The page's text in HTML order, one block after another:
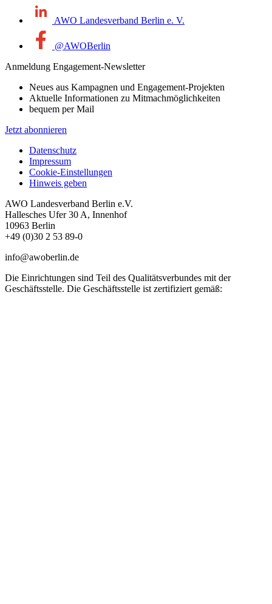
AWO Landesverband Berlin e. V.
@AWOBerlin
Anmeldung Engagement-Newsletter
Neues aus Kampagnen und Engagement-Projekten
Aktuelle Informationen zu Mitmachmöglichkeiten
bequem per Mail
Jetzt abonnieren
Datenschutz
Impressum
Cookie-Einstellungen
Hinweis geben
AWO Landesverband Berlin e.V.
Hallesches Ufer 30 A, Innenhof
10963 Berlin
+49 (0)30 2 53 89-0
info@awoberlin.de
Die Einrichtungen sind Teil des Qualitätsverbundes mit der
Geschäftsstelle. Die Geschäftsstelle ist zertifiziert gemäß: